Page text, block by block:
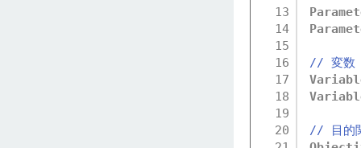
13
14
15
16
17
18
19
20
// 変数
// 目的